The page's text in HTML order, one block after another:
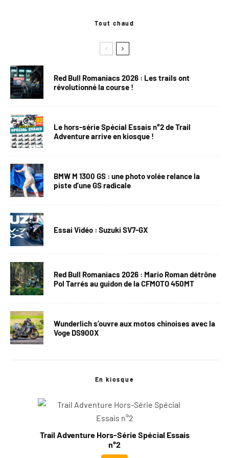
Tout chaud
Red Bull Romaniacs 2026 : Les trails ont
révolutionné la course !
Le hors-série Spécial Essais n°2 de Trail
Adventure arrive en kiosque !
BMW M 1300 GS : une photo volée relance la
piste d’une GS radicale
Essai Vidéo : Suzuki SV7-GX
Red Bull Romaniacs 2026 : Mario Roman détrône
Pol Tarrés au guidon de la CFMOTO 450MT
Wunderlich s’ouvre aux motos chinoises avec la
Voge DS900X
En kiosque
Trail Adventure Hors-Série Spécial Essais
n°2